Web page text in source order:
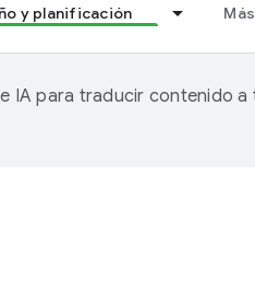
y planificación Más
IA para traducir contenido